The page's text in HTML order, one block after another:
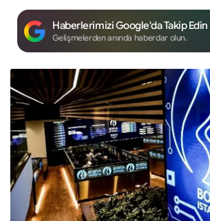
Haberlerimizi Google'da Takip Edin
Gelişmelerden anında haberdar olun.